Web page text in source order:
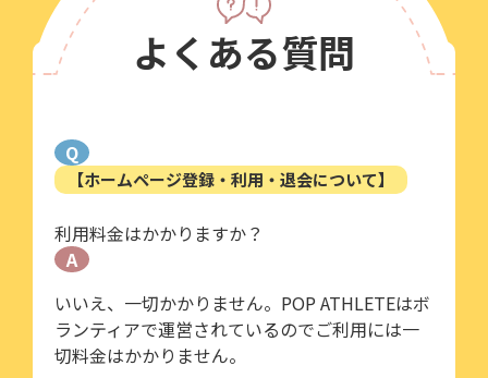
よくある質問
Q
【ホームページ登録・利用・退会について】
利用料金はかかりますか？
A
いいえ、一切かかりません。POP ATHLETEはボ
ランティアで運営されているのでご利用には一
切料金はかかりません。